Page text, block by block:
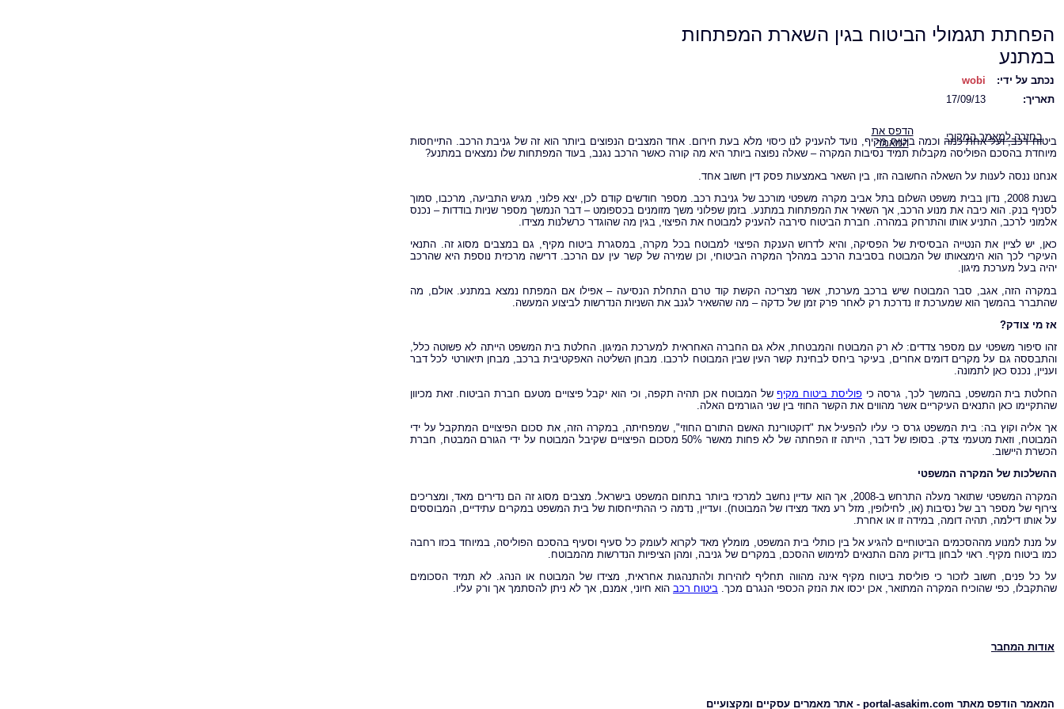
הפחתת תגמולי הביטוח בגין השארת המפתחות
במתנע
נכתב על ידי:
wobi
תאריך:
17/09/13
בחזרה למאמר המקורי
הדפס את
המאמר
ביטוח רכב, ועל אחת כמה וכמה ביטוח מקיף, נועד להעניק לנו כיסוי מלא בעת חירום. אחד המצבים הנפוצים ביותר הוא זה של גניבת הרכב. התייחסות
מיוחדת בהסכם הפוליסה מקבלות תמיד נסיבות המקרה – שאלה נפוצה ביותר היא מה קורה כאשר הרכב נגנב, בעוד המפתחות שלו נמצאים במתנע?
אנחנו ננסה לענות על השאלה החשובה הזו, בין השאר באמצעות פסק דין חשוב אחד.
בשנת 2008, נדון בבית משפט השלום בתל אביב מקרה משפטי מורכב של גניבת רכב. מספר חודשים קודם לכן, יצא פלוני, מגיש התביעה, מרכבו, סמוך
לסניף בנק. הוא כיבה את מנוע הרכב, אך השאיר את המפתחות במתנע. בזמן שפלוני משך מזומנים בכספומט – דבר הנמשך מספר שניות בודדות – נכנס
אלמוני לרכב, התניע אותו והתרחק במהרה. חברת הביטוח סירבה להעניק למבוטח את הפיצוי, בגין מה שהוגדר כרשלנות מצידו.
כאן, יש לציין את הנטייה הבסיסית של הפסיקה, והיא לדרוש הענקת הפיצוי למבוטח בכל מקרה, במסגרת ביטוח מקיף, גם במצבים מסוג זה. התנאי
העיקרי לכך הוא הימצאותו של המבוטח בסביבת הרכב במהלך המקרה הביטוחי, וכן שמירה של קשר עין עם הרכב. דרישה מרכזית נוספת היא שהרכב
יהיה בעל מערכת מיגון.
במקרה הזה, אגב, סבר המבוטח שיש ברכב מערכת, אשר מצריכה הקשת קוד טרם התחלת הנסיעה – אפילו אם המפתח נמצא במתנע. אולם, מה
שהתברר בהמשך הוא שמערכת זו נדרכת רק לאחר פרק זמן של כדקה – מה שהשאיר לגנב את השניות הנדרשות לביצוע המעשה.
אז מי צודק?
זהו סיפור משפטי עם מספר צדדים: לא רק המבוטח והמבטחת, אלא גם החברה האחראית למערכת המיגון. החלטת בית המשפט הייתה לא פשוטה כלל,
והתבססה גם על מקרים דומים אחרים, בעיקר ביחס לבחינת קשר העין שבין המבוטח לרכבו. מבחן השליטה האפקטיבית ברכב, מבחן תיאורטי לכל דבר
ועניין, נכנס כאן לתמונה.
החלטת בית המשפט, בהמשך לכך, גרסה כיפוליסת ביטוח מקיףשל המבוטח אכן תהיה תקפה, וכי הוא יקבל פיצויים מטעם חברת הביטוח. זאת מכיוון
שהתקיימו כאן התנאים העיקריים אשר מהווים את הקשר החוזי בין שני הגורמים האלה.
אך אליה וקוץ בה: בית המשפט גרס כי עליו להפעיל את "דוקטורינת האשם התורם החוזי", שמפחיתה, במקרה הזה, את סכום הפיצויים המתקבל על ידי
המבוטח, וזאת מטעמי צדק. בסופו של דבר, הייתה זו הפחתה של לא פחות מאשר 50% מסכום הפיצויים שקיבל המבוטח על ידי הגורם המבטח, חברת
הכשרת היישוב.
ההשלכות של המקרה המשפטי
המקרה המשפטי שתואר מעלה התרחש ב-2008, אך הוא עדיין נחשב למרכזי ביותר בתחום המשפט בישראל. מצבים מסוג זה הם נדירים מאד, ומצריכים
צירוף של מספר רב של נסיבות (או, לחילופין, מזל רע מאד מצידו של המבוטח). ועדיין, נדמה כי ההתייחסות של בית המשפט במקרים עתידיים, המבוססים
על אותו דילמה, תהיה דומה, במידה זו או אחרת.
על מנת למנוע מההסכמים הביטוחיים להגיע אל בין כותלי בית המשפט, מומלץ מאד לקרוא לעומק כל סעיף וסעיף בהסכם הפוליסה, במיוחד בכזו רחבה
כמו ביטוח מקיף. ראוי לבחון בדיוק מהם התנאים למימוש ההסכם, במקרים של גניבה, ומהן הציפיות הנדרשות מהמבוטח.
על כל פנים, חשוב לזכור כי פוליסת ביטוח מקיף אינה מהווה תחליף לזהירות ולהתנהגות אחראית, מצידו של המבוטח או הנהג. לא תמיד הסכומים
שהתקבלו, כפי שהוכיח המקרה המתואר, אכן יכסו את הנזק הכספי הנגרם מכך. ביטוח רכב הוא חיוני, אמנם, אך לא ניתן להסתמך אך ורק עליו.
אודות המחבר
המאמר הודפס מאתר portal-asakim.com - אתר מאמרים עסקיים ומקצועיים